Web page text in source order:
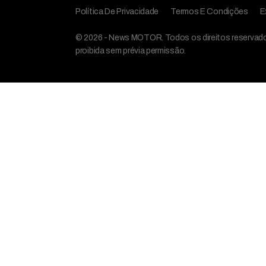
Política De Privacidade Termos E Condições
© 2026 - News MOTOR. Todos os direitos
proibida sem prévia permissão.